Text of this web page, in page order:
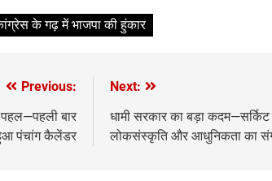
के गढ़ में भाजपा की हुंकार
Previous:
बार
पंचांग कैलेंडर
Next:
धामी सरकार का बड़ा
लोकसंस्कृति और आधुनिकता का